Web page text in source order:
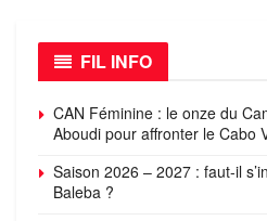
FIL INFO
CAN Féminine : le onze du
Aboudi pour affronter le Cabo
Saison 2026 – 2027 : faut-il
Baleba ?